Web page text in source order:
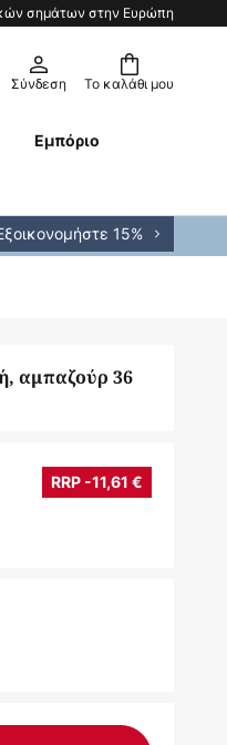
σημάτων στην Ευρώπη
Το καλάθι μου
Σύνδεση
Εμπόριο
15%
αμπαζούρ 36
RRP -11,61 €